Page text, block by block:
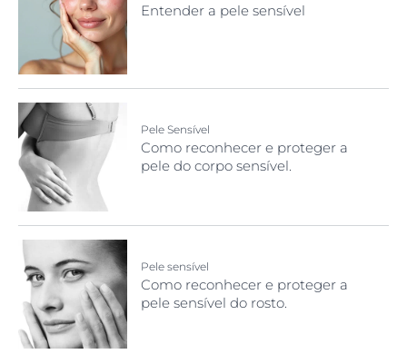
Entender a pele sensível
Pele Sensível
Como reconhecer e proteger a
pele do corpo sensível.
Pele sensível
Como reconhecer e proteger a
pele sensível do rosto.